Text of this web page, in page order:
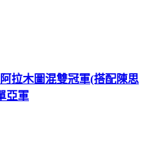
拉木圖混雙冠軍(搭配陳思
亞軍